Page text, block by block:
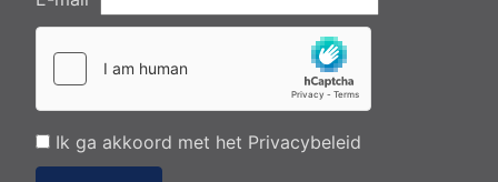
Ik ga akkoord met het Privacybeleid